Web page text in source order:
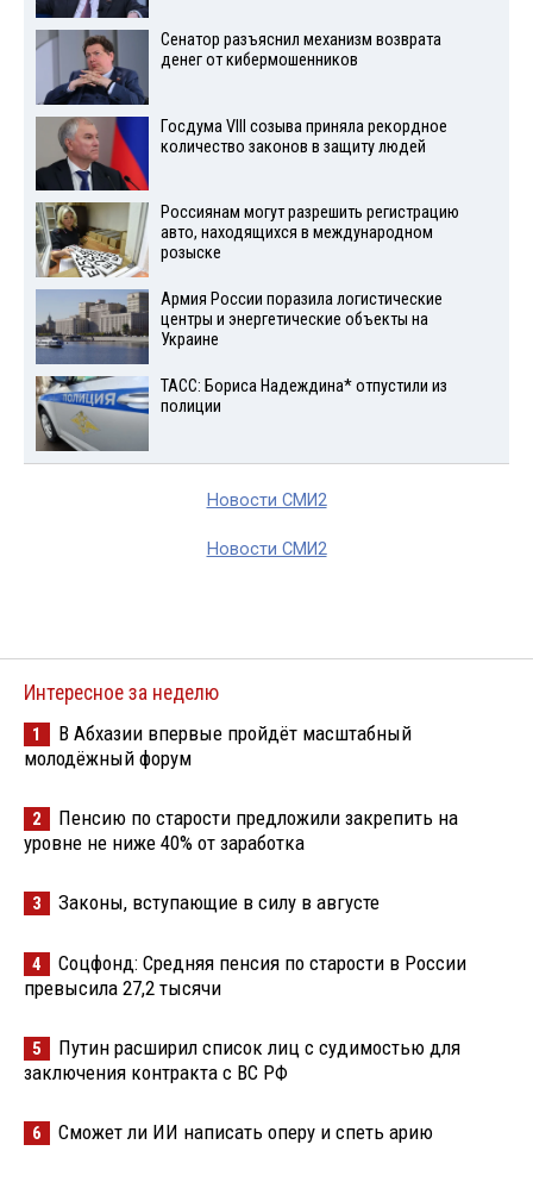
Сенатор разъяснил механизм возврата
денег от кибермошенников
Госдума VIII созыва приняла рекордное
количество законов в защиту людей
Россиянам могут разрешить регистрацию
авто, находящихся в международном
розыске
Армия России поразила логистические
центры и энергетические объекты на
Украине
ТАСС: Бориса Надеждина* отпустили из
полиции
Новости СМИ2
Новости СМИ2
Интересное за неделю
1
В Абхазии впервые пройдёт масштабный
молодёжный форум
2
Пенсию по старости предложили закрепить на
уровне не ниже 40% от заработка
3 Законы, вступающие в силу в августе
4
Соцфонд: Средняя пенсия по старости в России
превысила 27,2 тысячи
5
Путин расширил список лиц с судимостью для
заключения контракта с ВС РФ
6 Сможет ли ИИ написать оперу и спеть арию